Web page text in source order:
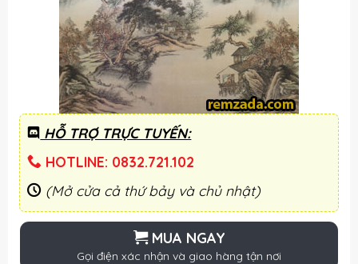
HỖ TRỢ TRỰC TUYẾN:
HOTLINE: 0832.721.102
(Mở cửa cả thứ bảy và chủ nhật)
MUA NGAY
Gọi điện xác nhận và giao hàng tận nơi